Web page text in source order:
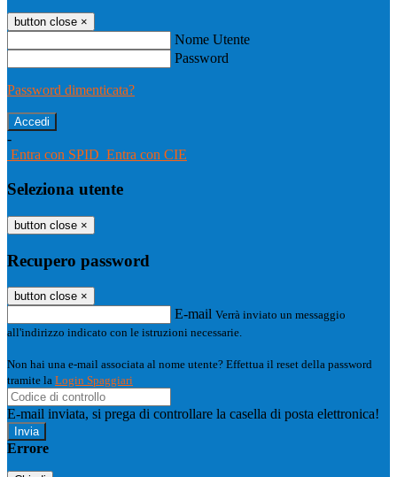
button close ×
Nome Utente
Password
Password dimenticata?
-
Entra con SPID Entra con CIE
Seleziona utente
button close ×
Recupero password
button close ×
E-mail Verrà inviato un messaggio
all'indirizzo indicato con le istruzioni necessarie.
Non hai una e-mail associata al nome utente? Effettua il reset della password
tramite la Login Spaggiari
E-mail inviata, si prega di controllare la casella di posta elettronica!
Errore